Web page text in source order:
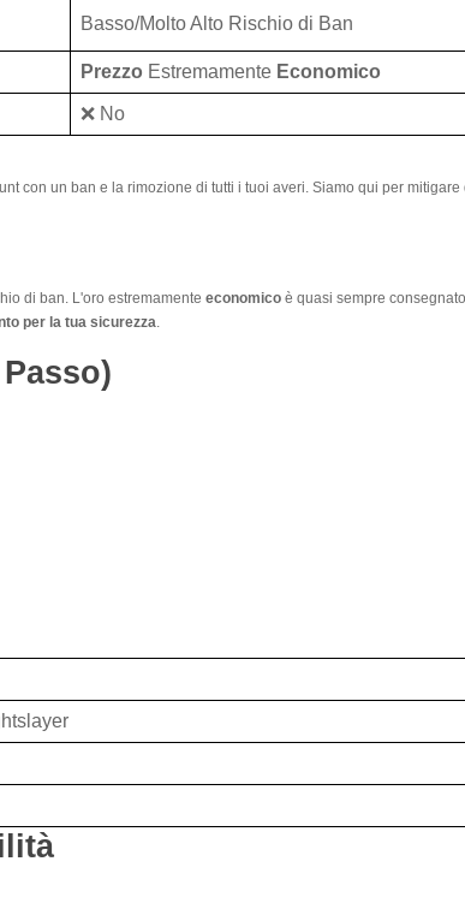
Basso/Molto Alto Rischio di Ban
Prezzo Estremamente Economico
❌ No
con un ban e la rimozione di tutti i tuoi averi. Siamo qui per mitigare
di ban. L'oro estremamente economico è quasi sempre
per la tua sicurezza